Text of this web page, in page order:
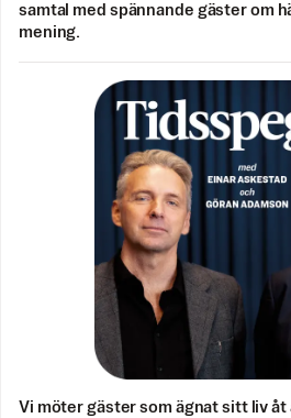
samtal med spännande gäster om
mening.
Vi möter gäster som ägnat sitt liv åt